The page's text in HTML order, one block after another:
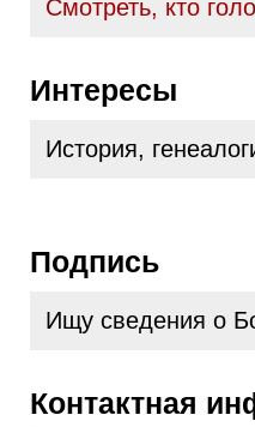
Cмотреть, кто
Интересы
История,
Подпись
Ищу сведения о
Контактная